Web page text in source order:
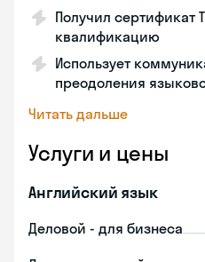
Получил сертификат
квалификацию
Использует
преодоления
Читать дальше
Услуги и цены
Английский язык
Деловой - для бизнеса